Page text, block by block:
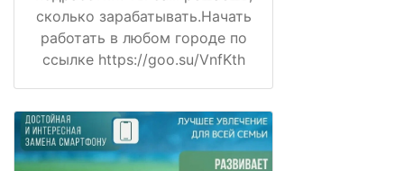
сколько зарабатывать.Начать
работать в любом городе по
ссылке https://goo.su/VnfKth